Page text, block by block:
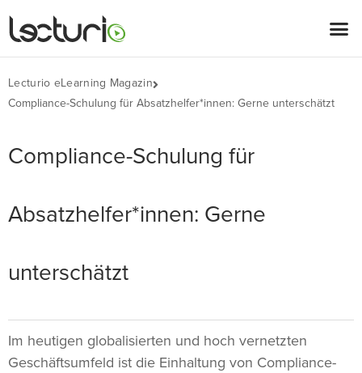
Lecturio eLearning Magazin
Compliance-Schulung für Absatzhelfer*innen: Gerne unterschätzt
Compliance-Schulung für
Absatzhelfer*innen: Gerne
unterschätzt
Im heutigen globalisierten und hoch vernetzten
Geschäftsumfeld ist die Einhaltung von Compliance-